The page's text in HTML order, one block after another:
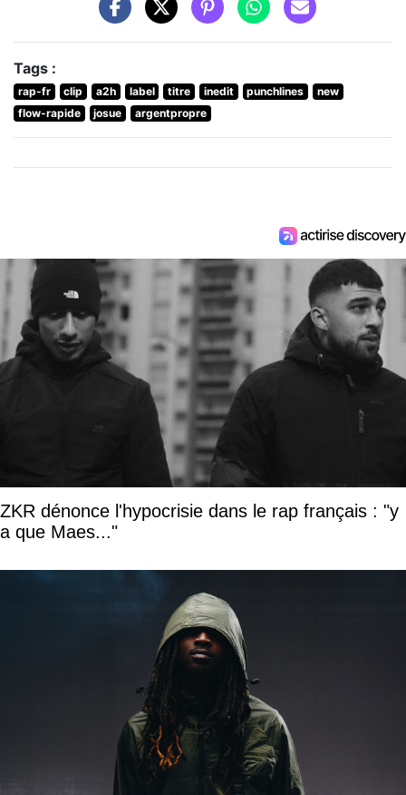
Tags :
rap-fr clip a2h label titre inedit punchlines
new
flow-rapide
josue argentpropre
ZKR dénonce l'hypocrisie dans le rap français : "y
a que Maes..."